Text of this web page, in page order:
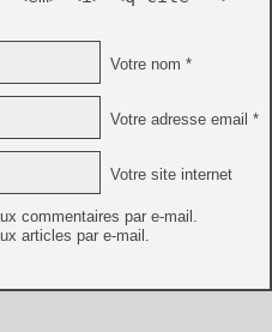
Votre nom *
Votre adresse email *
Votre site internet
commentaires par e-mail.
articles par e-mail.